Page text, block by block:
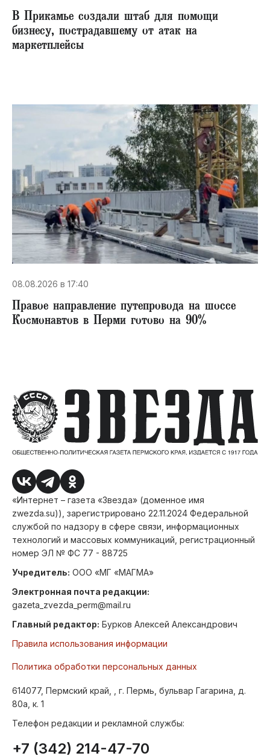
В Прикамье создали штаб для помощи
бизнесу, пострадавшему от атак на
маркетплейсы
08.08.2026 в 17:40
Правое направление путепровода на шоссе
Космонавтов в Перми готово на 90%
«Интернет – газета «Звезда» (доменное имя
zwezda.su)), зарегистрировано 22.11.2024 Федеральной
службой по надзору в сфере связи, информационных
технологий и массовых коммуникаций, регистрационный
номер ЭЛ № ФС 77 - 88725
Учредитель: ООО «МГ «МАГМА»
Электронная почта редакции:
gazeta_zvezda_perm@mail.ru
Главный редактор: Бурков Алексей Александрович
Правила использования информации
Политика обработки персональных данных
614077, Пермский край, , г. Пермь, бульвар Гагарина, д.
80а, к. 1
Телефон редакции и рекламной службы:
+7 (342) 214-47-70